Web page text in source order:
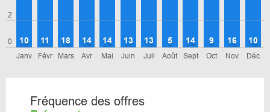
0
2
Janv
10
Févr
11
Mars
18
Avr
14
Mai
14
Juin
13
Juil
13
Août
5
Sept
14
Oct
9
Nov
16
Déc
10
Fréquence des offres